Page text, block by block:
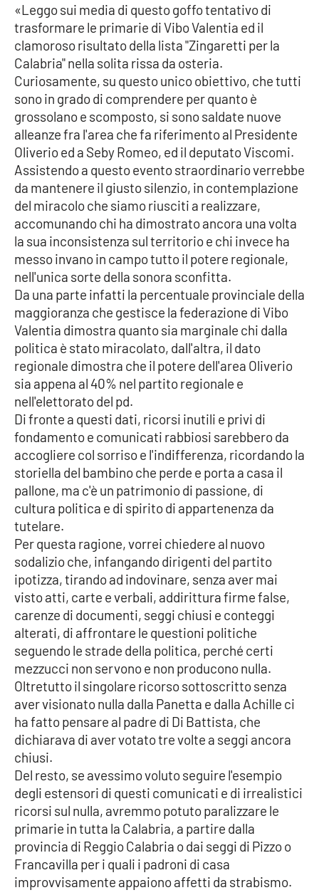
Ambiente
Cronaca
Cultura
Economia e Lavoro
Politica
Sanità
Società
Sport
RUBRICHE
Good Morning Vietnam
Parchi Marini Calabria
Leggendo Alvaro insieme
Imprese Di Calabria
Le perfidie di Antonella Grippo
Venti di comunicazione
STREAMING
LaC TV
LaC Network
LaC OnAir
EDIZIONI
LOCALI
Catanzaro
Crotone
Vibo Valentia
Reggio Calabria
«Leggo sui media di questo goffo tentativo di
trasformare le primarie di Vibo Valentia ed il
clamoroso risultato della lista "Zingaretti per la
Calabria" nella solita rissa da osteria.
Curiosamente, su questo unico obiettivo, che tutti
sono in grado di comprendere per quanto è
grossolano e scomposto, si sono saldate nuove
alleanze fra l'area che fa riferimento al Presidente
Oliverio ed a Seby Romeo, ed il deputato Viscomi.
Assistendo a questo evento straordinario verrebbe
da mantenere il giusto silenzio, in contemplazione
del miracolo che siamo riusciti a realizzare,
accomunando chi ha dimostrato ancora una volta
la sua inconsistenza sul territorio e chi invece ha
messo invano in campo tutto il potere regionale,
nell'unica sorte della sonora sconfitta.
Da una parte infatti la percentuale provinciale della
maggioranza che gestisce la federazione di Vibo
Valentia dimostra quanto sia marginale chi dalla
politica è stato miracolato, dall'altra, il dato
regionale dimostra che il potere dell'area Oliverio
sia appena al 40% nel partito regionale e
nell'elettorato del pd.
Di fronte a questi dati, ricorsi inutili e privi di
fondamento e comunicati rabbiosi sarebbero da
accogliere col sorriso e l'indifferenza, ricordando la
storiella del bambino che perde e porta a casa il
pallone, ma c'è un patrimonio di passione, di
cultura politica e di spirito di appartenenza da
tutelare.
Per questa ragione, vorrei chiedere al nuovo
sodalizio che, infangando dirigenti del partito
ipotizza, tirando ad indovinare, senza aver mai
visto atti, carte e verbali, addirittura firme false,
carenze di documenti, seggi chiusi e conteggi
alterati, di affrontare le questioni politiche
seguendo le strade della politica, perché certi
mezzucci non servono e non producono nulla.
Oltretutto il singolare ricorso sottoscritto senza
aver visionato nulla dalla Panetta e dalla Achille ci
ha fatto pensare al padre di Di Battista, che
dichiarava di aver votato tre volte a seggi ancora
chiusi.
Del resto, se avessimo voluto seguire l'esempio
degli estensori di questi comunicati e di irrealistici
ricorsi sul nulla, avremmo potuto paralizzare le
primarie in tutta la Calabria, a partire dalla
provincia di Reggio Calabria o dai seggi di Pizzo o
Francavilla per i quali i padroni di casa
improvvisamente appaiono affetti da strabismo.